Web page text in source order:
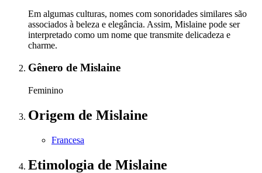
Em algumas culturas, nomes com sonoridades similares são
associados à beleza e elegância. Assim, Mislaine pode ser
interpretado como um nome que transmite delicadeza e
charme.
Gênero de Mislaine
Feminino
Origem de Mislaine
Francesa
Etimologia de Mislaine